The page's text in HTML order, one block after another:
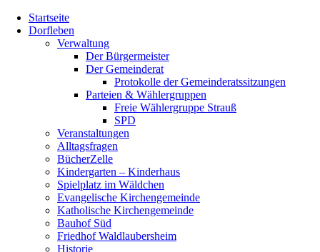
oben
scrollen
Startseite
Dorfleben
Verwaltung
Der Bürgermeister
Der Gemeinderat
Protokolle der Gemeinderatssitzungen
Parteien & Wählergruppen
Freie Wählergruppe Strauß
SPD
Veranstaltungen
Alltagsfragen
BücherZelle
Kindergarten – Kinderhaus
Spielplatz im Wäldchen
Evangelische Kirchengemeinde
Katholische Kirchengemeinde
Bauhof Süd
Friedhof Waldlaubersheim
Historie